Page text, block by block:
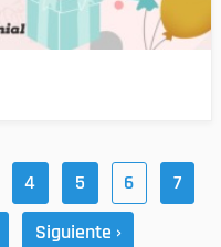
4 5 6
7
Siguiente ›